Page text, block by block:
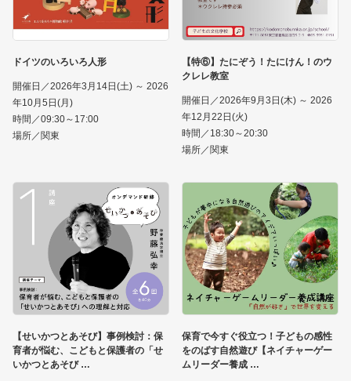
ドイツのいろいろ人形
開催日／2026年3月14日(土) ～ 2026
年10月5日(月)
時間／09:30～17:00
場所／関東
【特⑥】たにぞう！たにけん！のウ
クレレ教室
開催日／2026年9月3日(木) ～ 2026
年12月22日(火)
時間／18:30～20:30
場所／関東
【せいかつとあそび】事例検討：保
育者が悩む、こどもと保護者の「せ
いかつとあそび
保育で今すぐ役立つ！子どもの感性
をのばす自然遊び【ネイチャーゲー
ムリーダー養成